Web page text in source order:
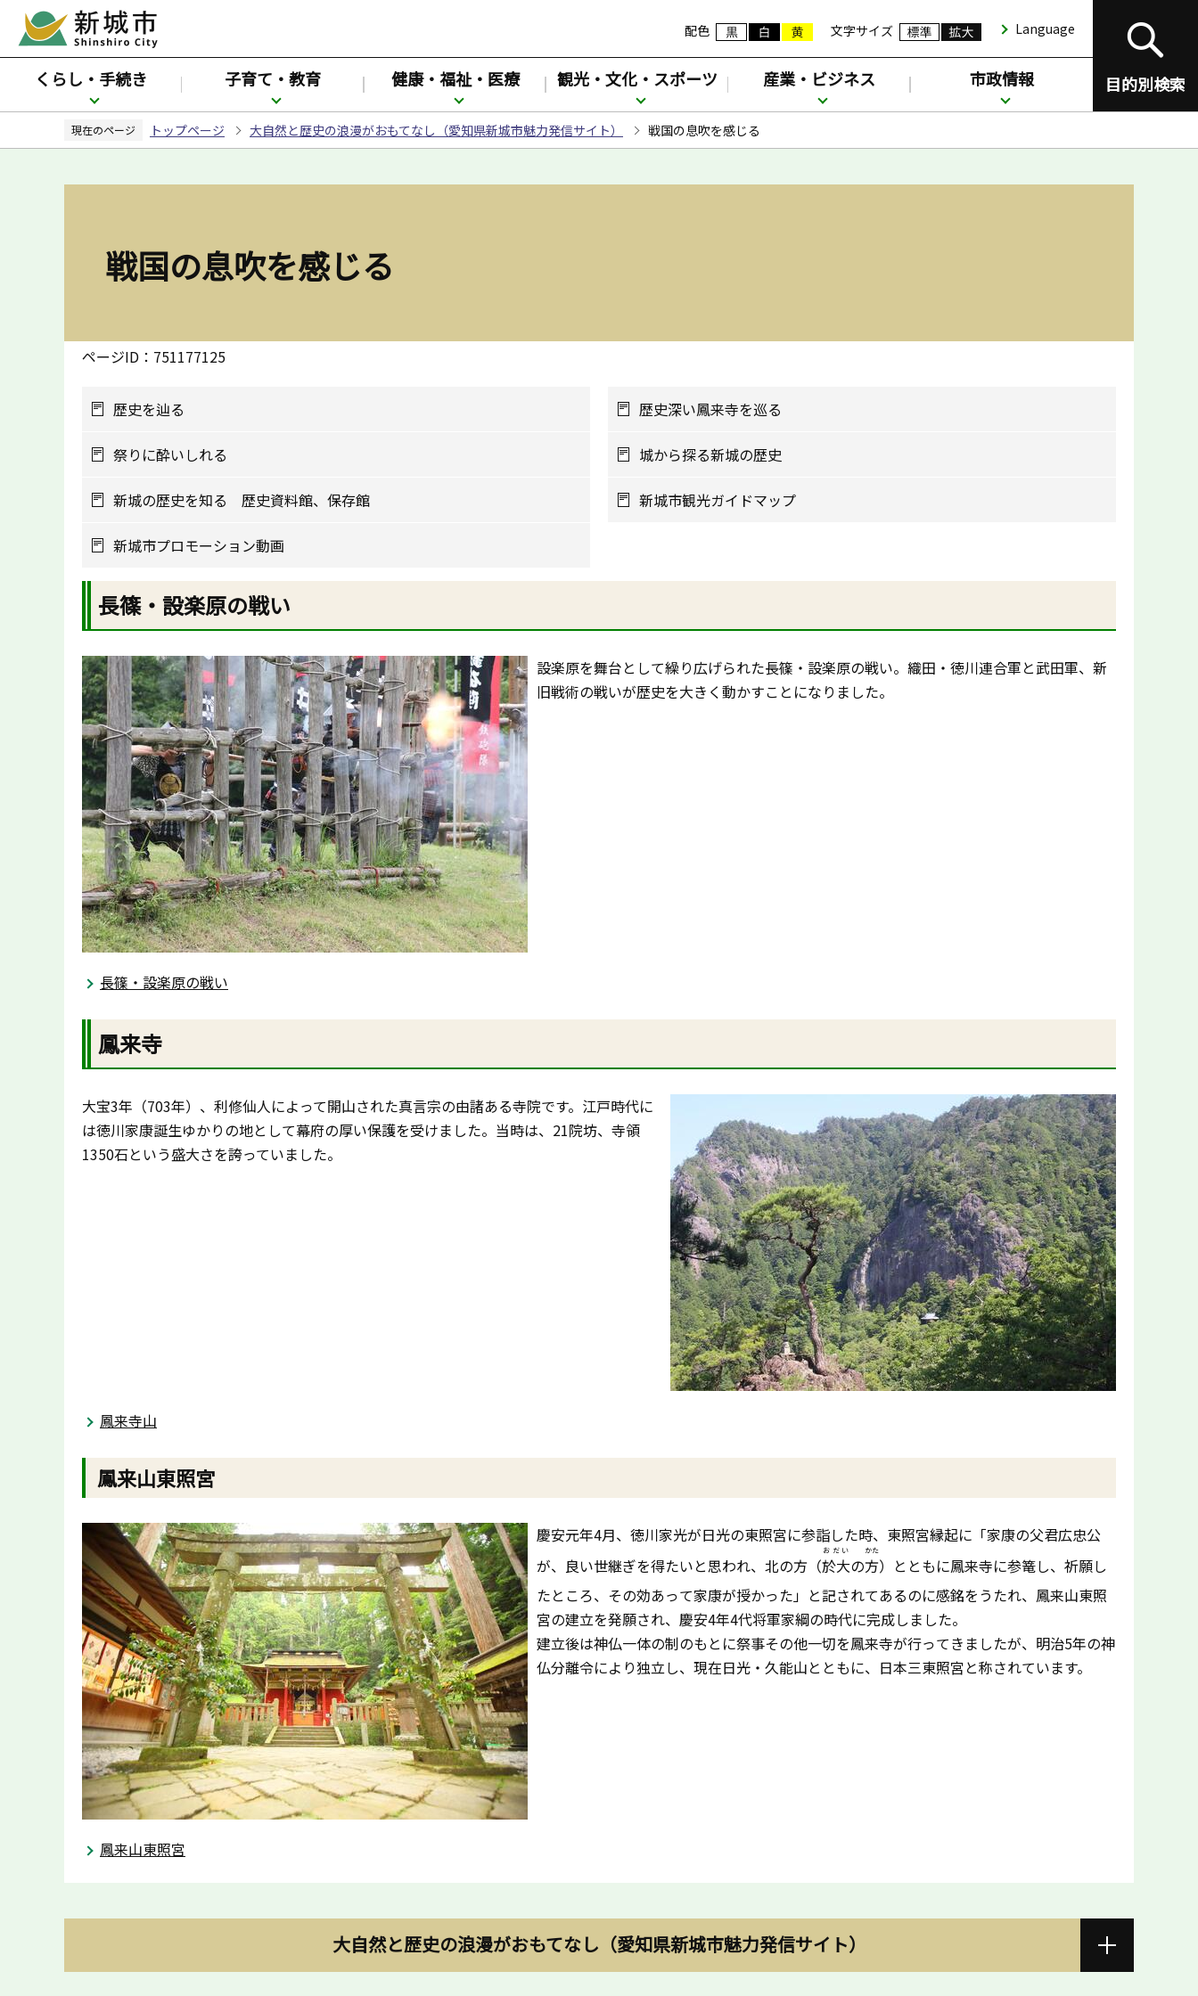
ペ
ジ
先
配色 文字サイズ Language
目的別検索
くらし・手続き 子育て・教育 健康・福祉・医療 観光・文化・スポーツ 産業・ビジネス 市政情報
現在のページ トップページ 大自然と歴史の浪漫がおもてなし（愛知県新城市魅力発信サイト） 戦国の息吹を感じる
戦国の息吹を感じる
ページID：751177125
歴史を辿る 歴史深い鳳来寺を巡る
祭りに酔いしれる 城から探る新城の歴史
新城の歴史を知る 歴史資料館、保存館 新城市観光ガイドマップ
新城市プロモーション動画
長篠・設楽原の戦い
設楽原を舞台として繰り広げられた長篠・設楽原の戦い。織田・徳川連合軍と武田軍、新
旧戦術の戦いが歴史を大きく動かすことになりました。
長篠・設楽原の戦い
鳳来寺
大宝3年（703年）、利修仙人によって開山された真言宗の由諸ある寺院です。江戸時代に
は徳川家康誕生ゆかりの地として幕府の厚い保護を受けました。当時は、21院坊、寺領
1350石という盛大さを誇っていました。
鳳来寺山
鳳来山東照宮
慶安元年4月、徳川家光が日光の東照宮に参詣した時、東照宮縁起に「家康の父君広忠公
が、良い世継ぎを得たいと思われ、北の方（於大
おだい
の方
かた
）とともに鳳来寺に参篭し、祈願し
たところ、その効あって家康が授かった」と記されてあるのに感銘をうたれ、鳳来山東照
宮の建立を発願され、慶安4年4代将軍家綱の時代に完成しました。
建立後は神仏一体の制のもとに祭事その他一切を鳳来寺が行ってきましたが、明治5年の神
仏分離令により独立し、現在日光・久能山とともに、日本三東照宮と称されています。
鳳来山東照宮
大自然と歴史の浪漫がおもてなし（愛知県新城市魅力発信サイト）